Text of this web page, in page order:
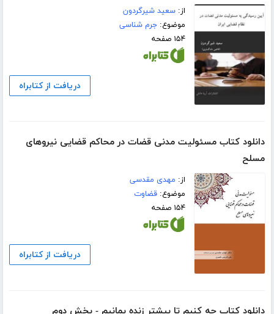
از:سعید شیرگردون
موضوع:جرم شناسی
۱۵۴ صفحه
دریافت از کتابراه
دانلود کتاب مسئولیت مدنی قضات در محاکم قضایی نیروهای
مسلح
از: مهدی مقدسی
موضوع:قضاوت
۱۵۴ صفحه
دریافت از کتابراه
دانلود کتاب چه کنیم تا بیشتر زنده بمانیم - بخش دوم